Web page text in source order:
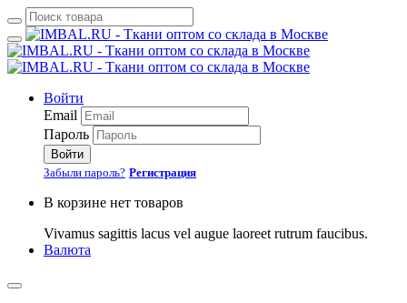
Войти
Email
Пароль
Войти
Забыли пароль? Регистрация
В корзине нет товаров
Vivamus sagittis lacus vel augue laoreet rutrum faucibus.
Валюта